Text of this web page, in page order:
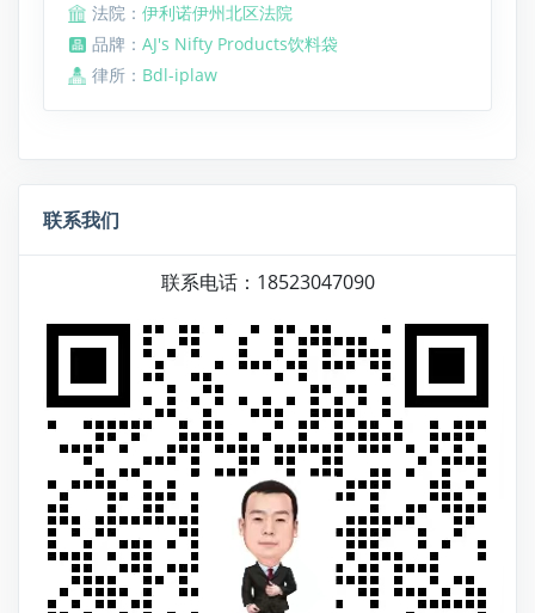
法院： 伊利诺伊州北区法院
品牌： AJ's Nifty Products饮料袋
律所： Bdl-iplaw
联系我们
联系电话：18523047090